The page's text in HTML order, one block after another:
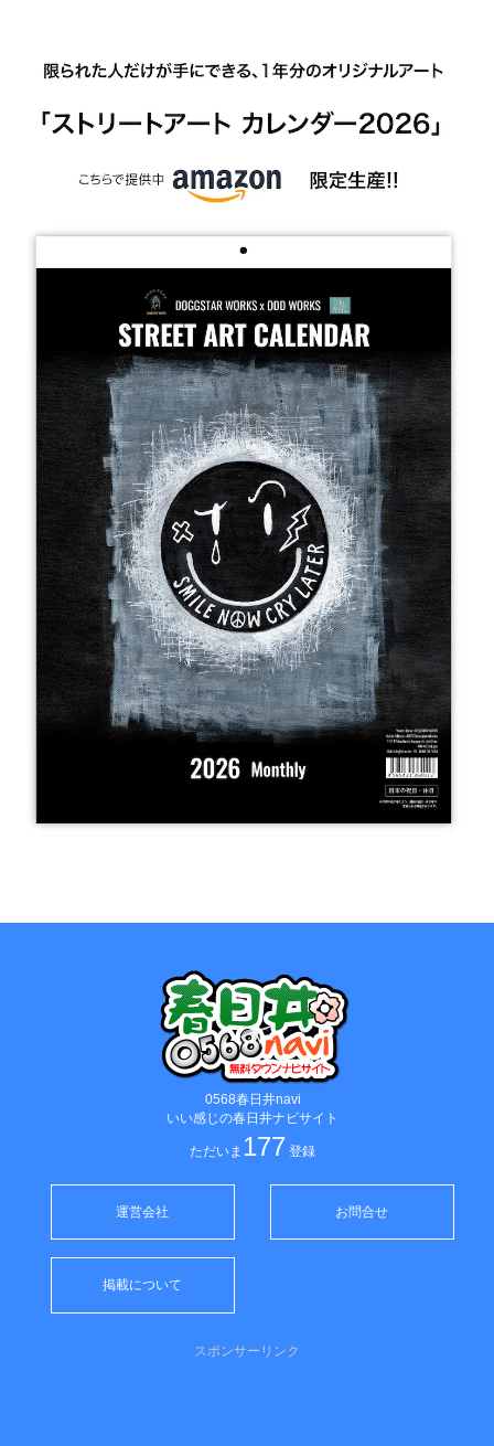
0568春日井navi
いい感じの春日井ナビサイト
ただいま 177 登録
運営会社 お問合せ
掲載について
スポンサーリンク